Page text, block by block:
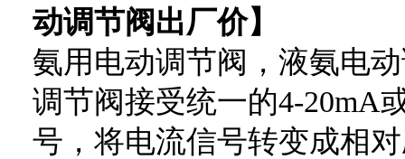
动调节阀出厂价】
氨用电动调节阀，液氨电
调节阀接受统一的4-20mA
号，将电流信号转变成相